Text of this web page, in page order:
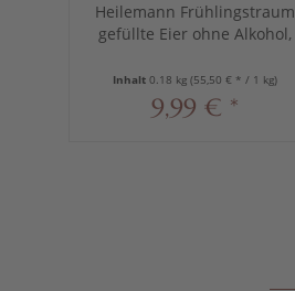
Heilemann Frühlingstraum
gefüllte Eier ohne Alkohol,
Inhalt 0.18 kg (55,50 € * / 1 kg)
9,99 € *